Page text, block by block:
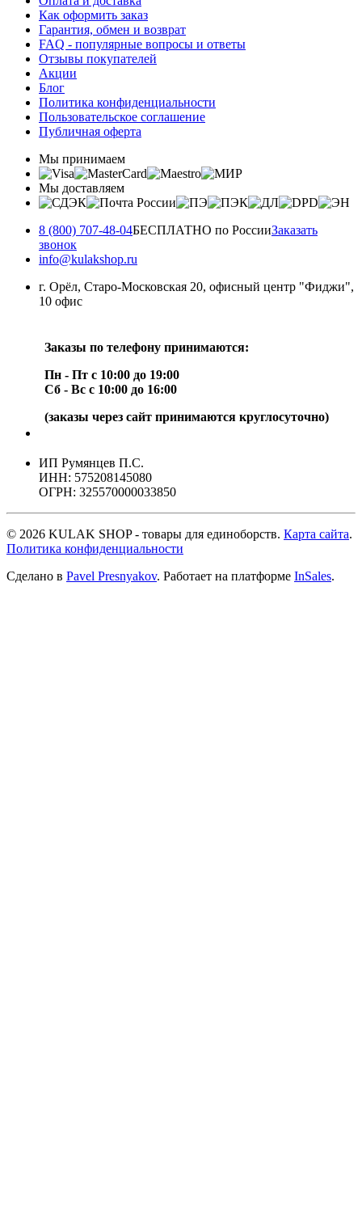
Как оформить заказ
Гарантия, обмен и возврат
FAQ - популярные вопросы и ответы
Отзывы покупателей
Акции
Блог
Политика конфиденциальности
Пользовательское соглашение
Публичная оферта
Мы принимаем
Мы доставляем
8 (800) 707-48-04БЕСПЛАТНО по РоссииЗаказать
звонок
info@kulakshop.ru
г. Орёл, Старо-Московская 20, офисный центр "Фиджи",
10 офис
Заказы по телефону принимаются:
Пн - Пт с 10:00 до 19:00
Сб - Вс с 10:00 до 16:00
(заказы через сайт принимаются круглосуточно)
ИП Румянцев П.С.
ИНН: 575208145080
ОГРН: 325570000033850
© 2026 KULAK SHOP - товары для единоборств. Карта сайта.
Политика конфиденциальности
Сделано в Pavel Presnyakov. Работает на платформе InSales.